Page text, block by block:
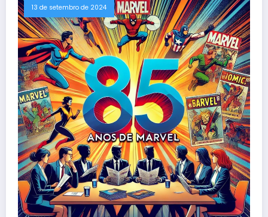
13 de setembro de 2024